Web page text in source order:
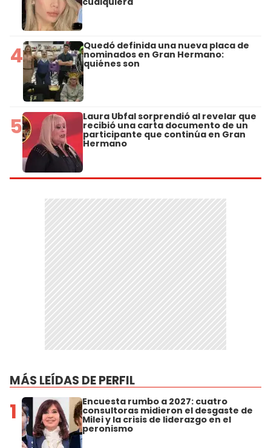
4 Quedó definida una nueva placa de
nominados en Gran Hermano:
quiénes son
5 Laura Ubfal sorprendió al revelar que
recibió una carta documento de un
participante que continúa en Gran
Hermano
MÁS LEÍDAS DE PERFIL
1 Encuesta rumbo a 2027: cuatro
consultoras midieron el desgaste de
Milei y la crisis de liderazgo en el
peronismo